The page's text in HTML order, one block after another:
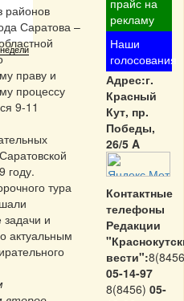
районов
Саратова –
праву и
процессу
9-11
году.
тура
и
актуальным
прайс на
рекламу
Наши
голосования
Адрес:г.
Красный
Кут, пр.
Победы,
26/5 A
Контактные
телефоны
Редакции
вести":
05-14-97
8(8456) 05-